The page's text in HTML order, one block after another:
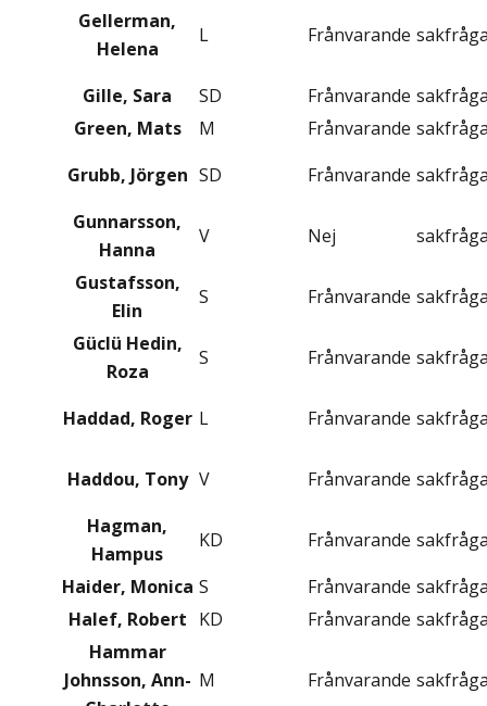
Gellerman,
Helena
L Frånvarande
Gille, Sara SD Frånvarande
Green, Mats
M Frånvarande
Grubb, Jörgen SD Frånvarande
Gunnarsson,
Hanna
V Nej
Gustafsson,
Elin
S Frånvarande
Güclü Hedin,
Roza
S Frånvarande
Haddad, Roger L Frånvarande
Haddou, Tony V Frånvarande
Hagman,
Hampus
KD Frånvarande
Haider, Monica S Frånvarande
Halef, Robert KD Frånvarande
Hammar
Johnsson, Ann- M Frånvarande